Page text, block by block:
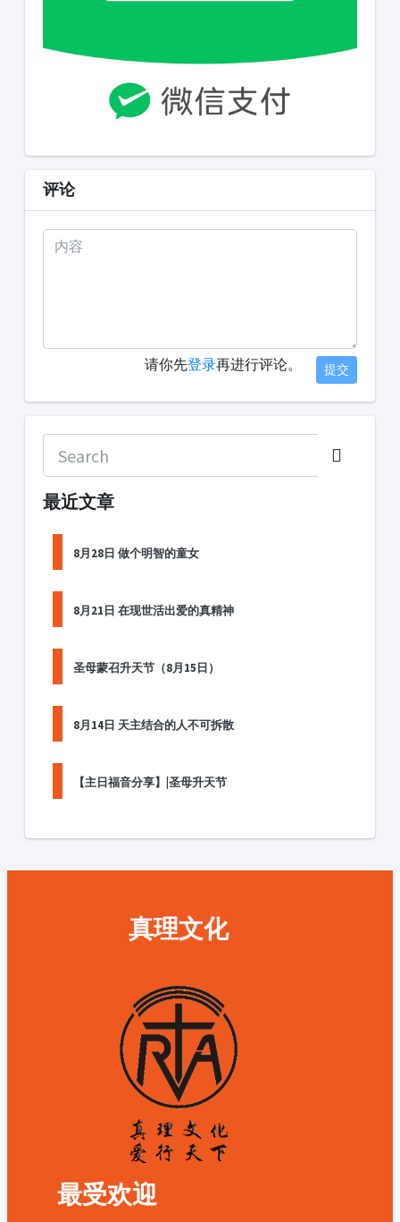
评论
请你先登录再进行评论。 提交
最近文章
8月28日 做个明智的童女
8月21日 在现世活出爱的真精神
圣母蒙召升天节（8月15日）
8月14日 天主结合的人不可拆散
【主日福音分享】|圣母升天节
真理文化
最受欢迎